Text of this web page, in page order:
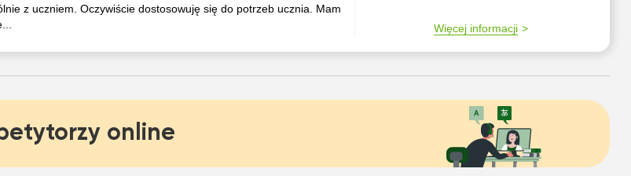
z uczniem. Oczywiście dostosowuję się do potrzeb ucznia. Mam
Więcej informacji
online